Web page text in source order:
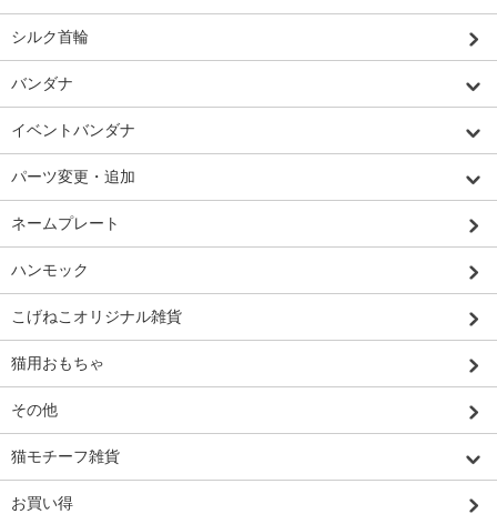
シルク首輪
バンダナ
イベントバンダナ
パーツ変更・追加
ネームプレート
ハンモック
こげねこオリジナル雑貨
猫用おもちゃ
その他
猫モチーフ雑貨
お買い得